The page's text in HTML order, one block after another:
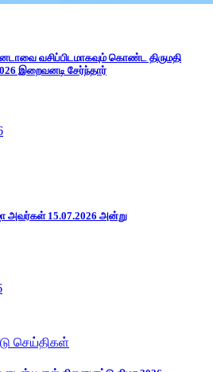
வசிப்பிடமாகவும் கொண்ட திருமதி
இறைவனடி சேர்ந்தார்
அவர்கள் 15.07.2026 அன்று
செய்திகள்